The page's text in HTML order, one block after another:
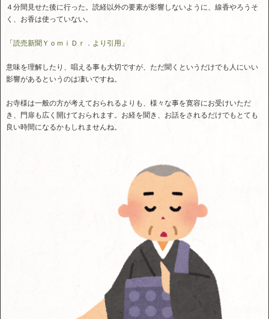
４分間見せた後に行った。読経以外の要素が影響しないように、線香やろうそ
く、お香は使っていない。
「 読売新聞ＹｏｍｉＤｒ．より引用 」
意味を理解したり、唱える事も大切ですが、ただ聞くというだけでも人にいい
影響があるというのは凄いですね。
お寺様は一般の方が考えておられるよりも、様々な事を寛容にお受けいただ
き、門扉も広く開けておられます。お経を聞き、お話をされるだけでもとても
良い時間になるかもしれませんね。